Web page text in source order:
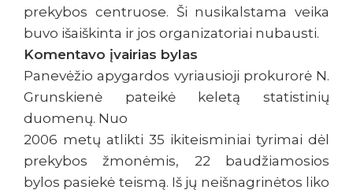
prekybos centruose. Ši nusikalstama veika
buvo išaiškinta ir jos organizatoriai nubausti.
Komentavo įvairias bylas
Panevėžio apygardos vyriausioji prokurorė N.
Grunskienė pateikė keletą statistinių
duomenų. Nuo
2006 metų atlikti 35 ikiteisminiai tyrimai dėl
prekybos žmonėmis, 22 baudžiamosios
bylos pasiekė teismą. Iš jų neišnagrinėtos liko